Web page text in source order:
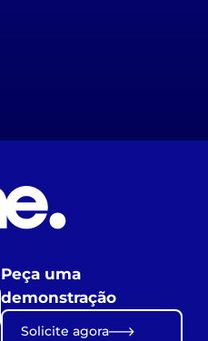
Peça uma
demonstração
Solicite agora